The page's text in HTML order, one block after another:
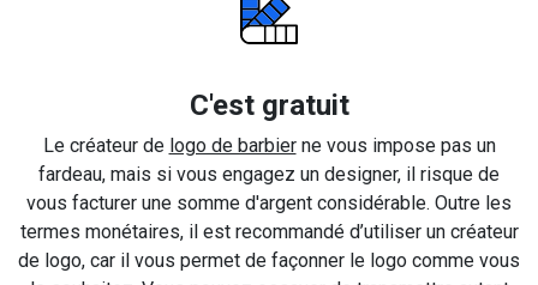
C'est gratuit
Le créateur de logo de barbierne vous impose pas un
fardeau, mais si vous engagez un designer, il risque de
vous facturer une somme d'argent considérable. Outre les
termes monétaires, il est recommandé d’utiliser un créateur
de logo, car il vous permet de façonner le logo comme vous